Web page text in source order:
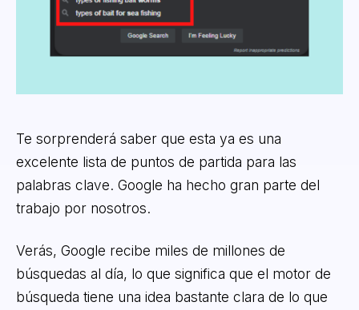
Te sorprenderá saber que esta ya es una
excelente lista de puntos de partida para las
palabras clave. Google ha hecho gran parte del
trabajo por nosotros.
Verás, Google recibe miles de millones de
búsquedas al día, lo que significa que el motor de
búsqueda tiene una idea bastante clara de lo que